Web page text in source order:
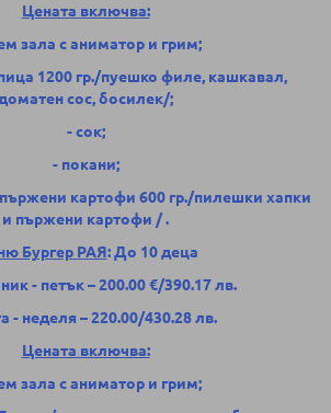
Цената включва:
зала с аниматор и грим;
1200 гр./пуешко филе, кашкавал,
сос, босилек/;
- сок;
- покани;
картофи 600 гр./пилешки хапки
и пържени картофи /.
Бургер РАЯ: До 10 деца
- петък – 200.00 €/390.17 лв.
- неделя – 220.00/430.28 лв.
Цената включва:
зала с аниматор и грим;